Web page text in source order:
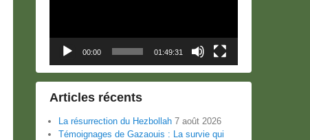
00:00 01:49:31
Articles récents
La résurrection du Hezbollah 7 août 2026
Témoignages de Gazaouis : La survie qui